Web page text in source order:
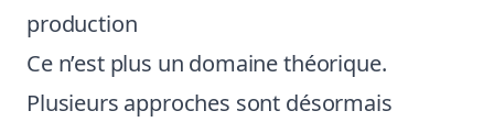
production
Ce n’est plus un domaine théorique.
Plusieurs approches sont désormais